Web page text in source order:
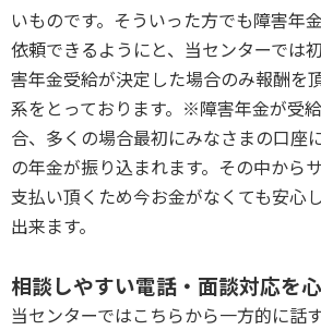
いものです。そういった方でも障害年
依頼できるようにと、当センターでは
害年金受給が決定した場合のみ報酬を
系をとっております。※障害年金が受
合、多くの場合最初にみなさまの口座
の年金が振り込まれます。その中から
支払い頂くため今お金がなくても安心
出来ます。
相談しやすい電話・面談対応を
当センターではこちらから一方的に話